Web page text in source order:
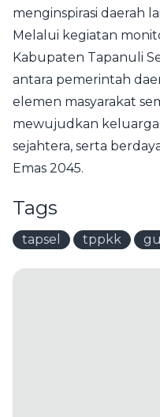
menginspirasi daerah
Melalui kegiatan
Kabupaten Tapanuli
antara pemerintah
elemen masyarakat
mewujudkan keluarga
sejahtera, serta
Emas 2045.
Tags
tapsel tppkk